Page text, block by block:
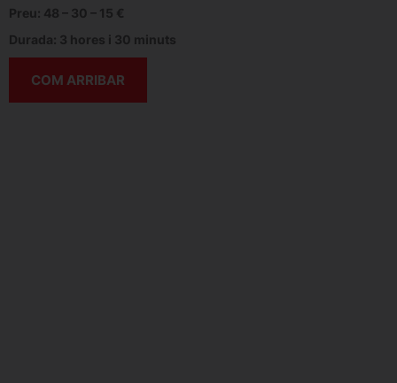
Preu: 48 – 30 – 15 €
Durada: 3 hores i 30 minuts
COM ARRIBAR